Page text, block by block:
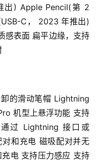
出) Apple Pencil(第 2
C， 2023 年推出)
感表面 扁平边缘，支持
的滑动笔帽 Lightning
机型上悬浮功能 支持
过 Lightning 接口或
和充电 磁吸配对并无
电 支持压力感应 支持